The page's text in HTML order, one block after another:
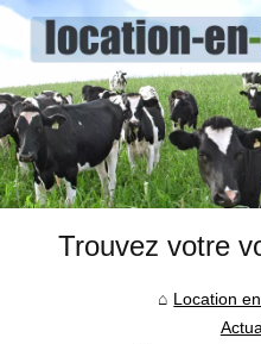
Trouvez votre
Location